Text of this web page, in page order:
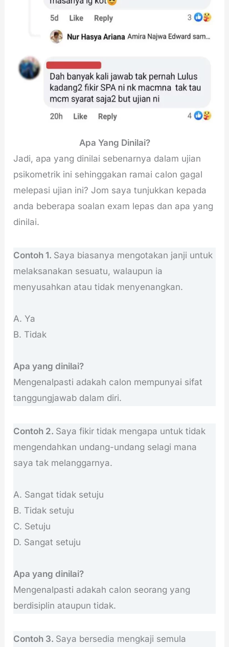
Apa Yang Dinilai?
Jadi, apa yang dinilai sebenarnya dalam ujian
psikometrik ini sehinggakan ramai calon gagal
melepasi ujian ini? Jom saya tunjukkan kepada
anda beberapa soalan exam lepas dan apa yang
dinilai.
Contoh 1. Saya biasanya mengotakan janji untuk
melaksanakan sesuatu, walaupun ia
menyusahkan atau tidak menyenangkan.
A. Ya
B. Tidak
Apa yang dinilai?
Mengenalpasti adakah calon mempunyai sifat
tanggungjawab dalam diri.
Contoh 2. Saya fikir tidak mengapa untuk tidak
mengendahkan undang-undang selagi mana
saya tak melanggarnya.
A. Sangat tidak setuju
B. Tidak setuju
C. Setuju
D. Sangat setuju
Apa yang dinilai?
Mengenalpasti adakah calon seorang yang
berdisiplin ataupun tidak.
Contoh 3. Saya bersedia mengkaji semula